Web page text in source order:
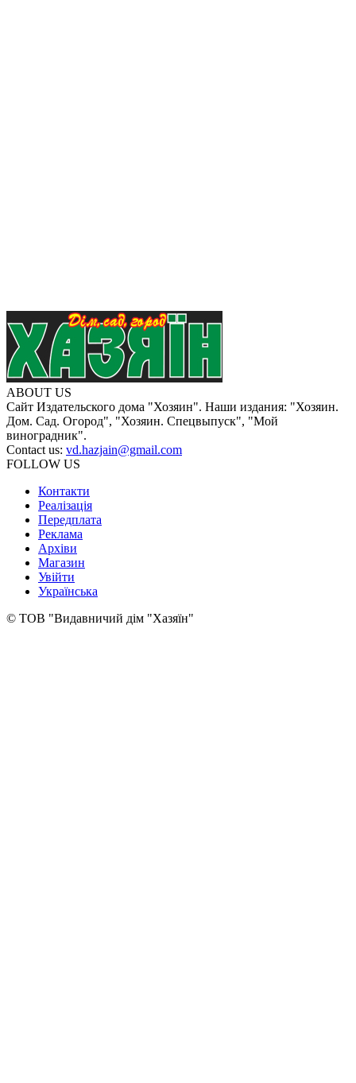
ABOUT US
Сайт Издательского дома "Хозяин". Наши издания: "Хозяин.
Дом. Сад. Огород", "Хозяин. Спецвыпуск", "Мой
виноградник".
Contact us: vd.hazjain@gmail.com
FOLLOW US
Контакти
Реалізація
Передплата
Реклама
Архіви
Магазин
Увійти
Українська
© ТОВ "Видавничий дім "Хазяїн"